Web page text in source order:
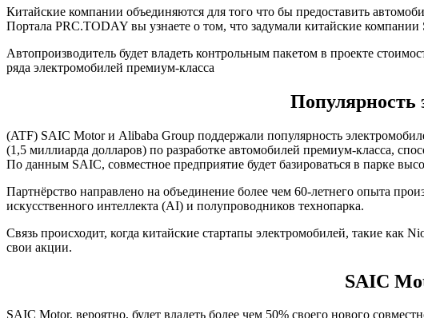
Китайские компании объединяются для того что бы предоставить
Портала PRC.TODAY вы узнаете о том, что задумали китайские
Автопроизводитель будет владеть контрольным пакетом в проекте
ряда электромобилей премиум-класса
Популярность
(ATF) SAIC Motor и Alibaba Group поддержали популярность
(1,5 миллиарда долларов) по разработке автомобилей премиум-класса,
По данным SAIC, совместное предприятие будет базироваться в парке
Партнёрство направлено на объединение более чем 60-летнего опыта
искусственного интеллекта (AI) и полупроводников технопарка.
Связь происходит, когда китайские стартапы электромобилей, такие
свои акции.
SAIC
SAIC Motor, вероятно, будет владеть более чем 50% своего нового